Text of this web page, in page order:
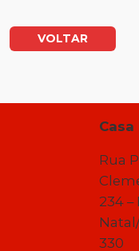
VOLTAR
Casa
Rua
234
330